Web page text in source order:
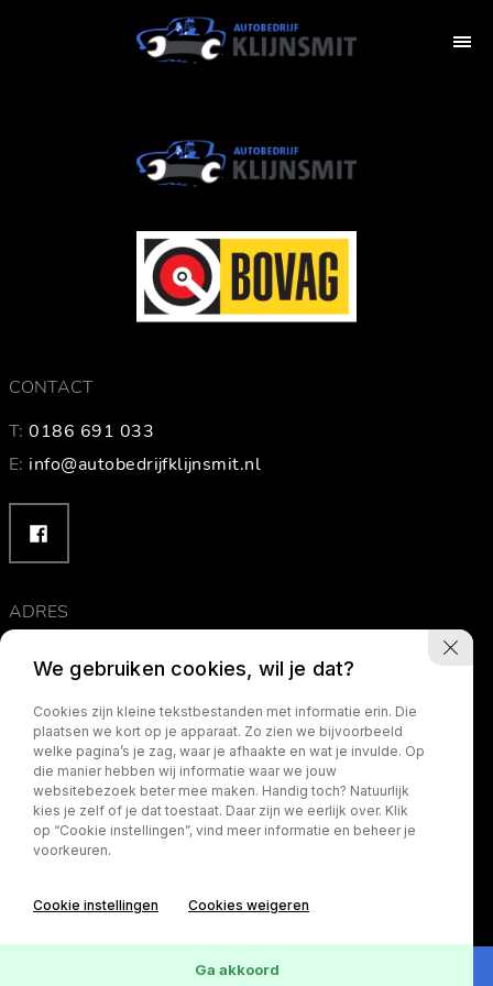
CONTACT
T: 0186 691 033
E: info@autobedrijfklijnsmit.nl
ADRES
Karweistraat 3
The Netherlands
Routebeschrijving
We gebruiken cookies, wil je dat?
Cookies zijn kleine tekstbestanden met informatie erin. Die
plaatsen we kort op je apparaat. Zo zien we bijvoorbeeld
welke pagina’s je zag, waar je afhaakte en wat je invulde. Op
die manier hebben wij informatie waar we jouw
websitebezoek beter mee maken. Handig toch? Natuurlijk
kies je zelf of je dat toestaat. Daar zijn we eerlijk over. Klik
op “Cookie instellingen”, vind meer informatie en beheer je
voorkeuren.
Cookie instellingen Cookies weigeren
Ga akkoord